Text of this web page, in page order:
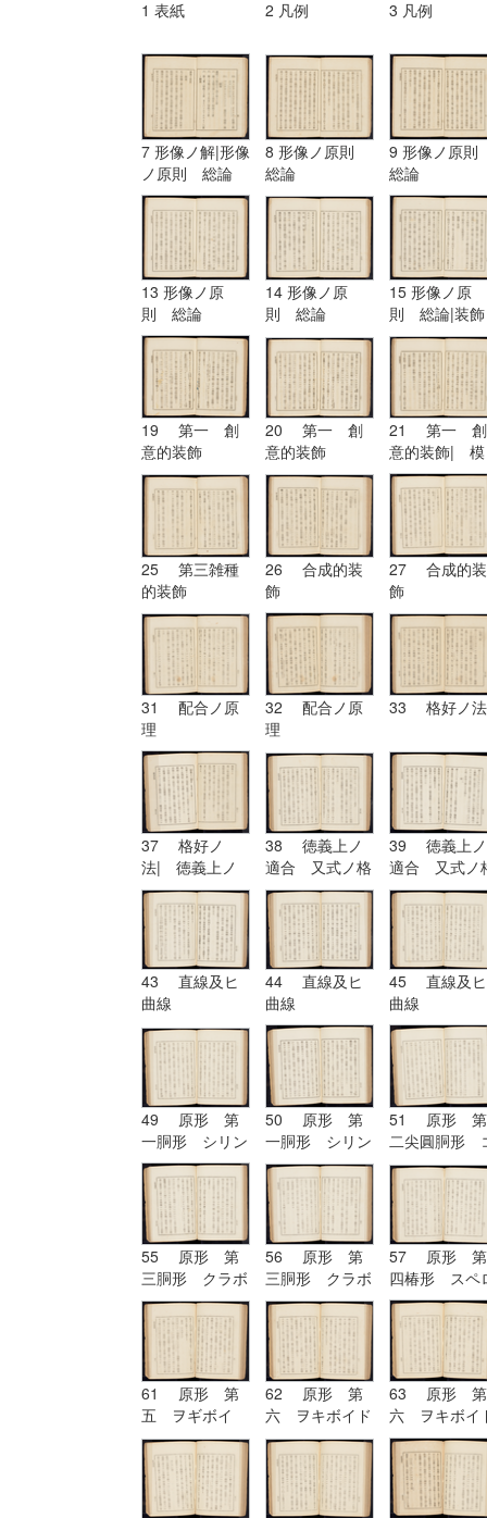
1 表紙 2 凡例 3 凡例
7 形像ノ解|形像
ノ原則 総論
8 形像ノ原則
総論
9 形像ノ原
総論
13 形像ノ原
則 総論
14 形像ノ原
則 総論
15 形像ノ原
則 総論|装飾
ノ原理
19 第一 創
意的装飾
20 第一 創
意的装飾
21 第一 創
意的装飾| 模
擬的装飾
25 第三雑種
的装飾
26 合成的装
飾
27 合成的装
飾
31 配合ノ原
理
32 配合ノ原
理
33 格好ノ法
37 格好ノ
法| 徳義上ノ
適合 又式ノ格
好
38 徳義上ノ
適合 又式ノ格
好
39 徳義上ノ
適合 又式ノ
好| 形
43 直線及ヒ
曲線
44 直線及ヒ
曲線
45 直線及ヒ
曲線
49 原形 第
一胴形 シリン
ドル
50 原形 第
一胴形 シリン
ドル
51 原形 第
二尖圓胴形
ノイド
55 原形 第
三胴形 クラボ
イド
56 原形 第
三胴形 クラボ
イド| 原形
第四椿形 スペ
ロイド
57 原形 第
四椿形 スペ
イド
61 原形 第
五 ヲギボイ
ド| 原形 第
六 ヲキボイド
62 原形 第
六 ヲキボイド
63 原形 第
六 ヲキボイ